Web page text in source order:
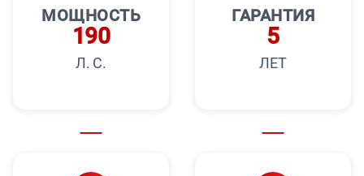
МОЩНОСТЬ
190
Л. С.
ГАРАНТИЯ
5
ЛЕТ